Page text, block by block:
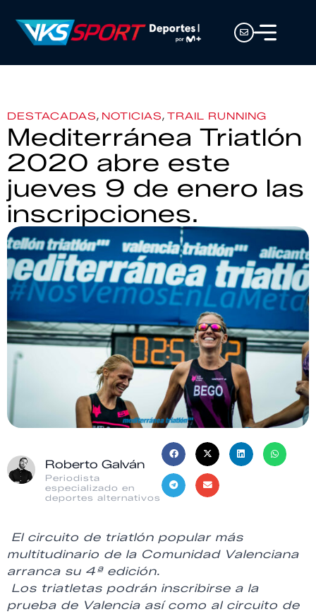
DESTACADAS, NOTICIAS, TRAIL RUNNING
Mediterránea Triatlón
2020 abre este
jueves 9 de enero las
inscripciones.
Roberto Galván
Periodista
especializado en
deportes alternativos
El circuito de triatlón popular más
multitudinario de la Comunidad Valenciana
arranca su 4ª edición.
Los triatletas podrán inscribirse a la
prueba de Valencia así como al circuito de